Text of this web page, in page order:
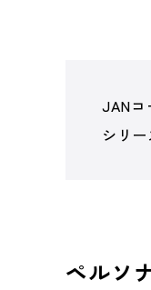
JANコ
シリ
ペルソ